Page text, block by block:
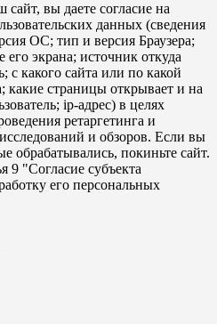
вы даете согласие на
данных (сведения
ОС; тип и версия Браузера;
его экрана; источник откуда
с какого сайта или по какой
какие страницы открывает и на
ip-адрес) в целях
ретаргетинга и
и обзоров. Если вы
обрабатывались, покиньте сайт.
9 "Согласие субъекта
его персональных